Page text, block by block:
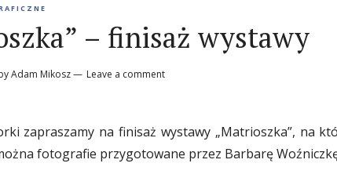
– finisaż wystawy
Adam Mikosz Leave a comment
zapraszamy na finisaż wystawy „Matrioszka”, na
fotografie przygotowane przez Barbarę